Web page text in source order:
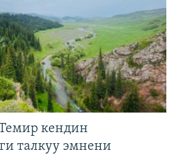
кендин
талкуу эмнени